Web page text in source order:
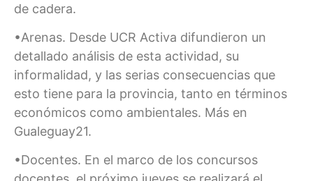
de cadera.
•Arenas. Desde UCR Activa difundieron un
detallado análisis de esta actividad, su
informalidad, y las serias consecuencias que
esto tiene para la provincia, tanto en términos
económicos como ambientales. Más en
Gualeguay21.
•Docentes. En el marco de los concursos